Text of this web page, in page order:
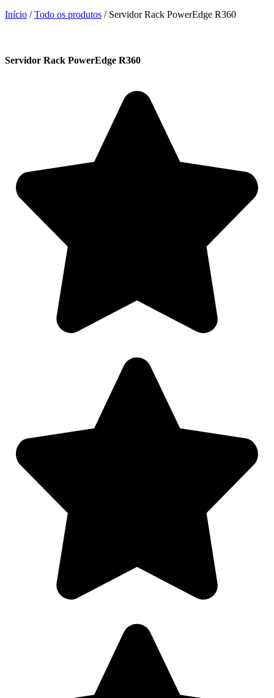
Início /Todo os produtos / Servidor Rack PowerEdge R360
Servidor Rack PowerEdge R360